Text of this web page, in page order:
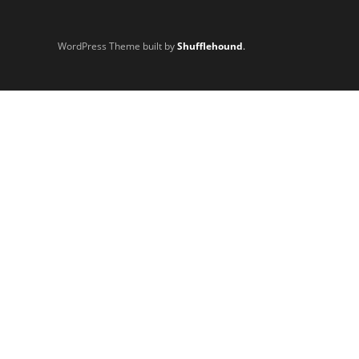
WordPress Theme built byShufflehound.